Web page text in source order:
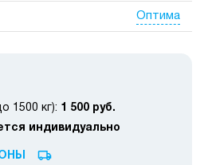
Оптима
1500 кг): 1 500 руб.
индивидуально